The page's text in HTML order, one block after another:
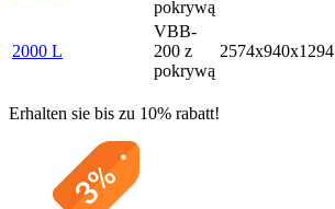
pokrywą
2000 L
VBB-
200 z
pokrywą
2574х940х1294
Erhalten sie bis zu 10% rabatt!